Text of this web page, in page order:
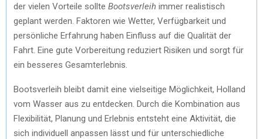
der vielen Vorteile sollte Bootsverleih immer realistisch
geplant werden. Faktoren wie Wetter, Verfügbarkeit und
persönliche Erfahrung haben Einfluss auf die Qualität der
Fahrt. Eine gute Vorbereitung reduziert Risiken und sorgt für
ein besseres Gesamterlebnis.
Bootsverleih bleibt damit eine vielseitige Möglichkeit, Holland
vom Wasser aus zu entdecken. Durch die Kombination aus
Flexibilität, Planung und Erlebnis entsteht eine Aktivität, die
sich individuell anpassen lässt und für unterschiedliche